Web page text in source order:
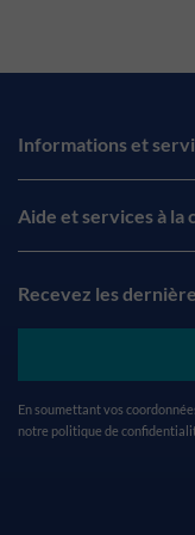
Informations et
Aide et services à la
Recevez les
En soumettant vos
notre politique de